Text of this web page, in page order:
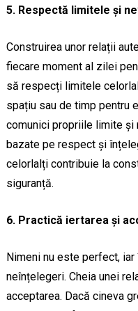
5. Respectă limitele și
Construirea unor relații
fiecare moment al zilei
să respecți limitele
spațiu sau de timp pentru
comunici propriile limite și
bazate pe respect și
celorlalți contribuie la
siguranță.
6. Practică iertarea și
Nimeni nu este perfect,
neînțelegeri. Cheia unei
acceptarea. Dacă cineva